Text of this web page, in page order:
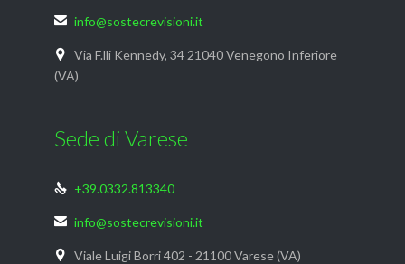
 info@sostecrevisioni.it

Via F.lli Kennedy, 34 21040 Venegono Inferiore
(VA)
Sede di Varese
 +39.0332.813340
 info@sostecrevisioni.it
 Viale Luigi Borri 402 - 21100 Varese (VA)